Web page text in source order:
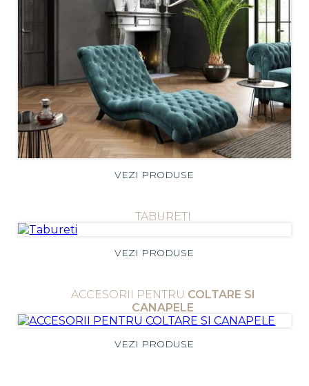
VEZI PRODUSE
TABURETI
VEZI PRODUSE
ACCESORII PENTRU COLTARE SI
CANAPELE
VEZI PRODUSE